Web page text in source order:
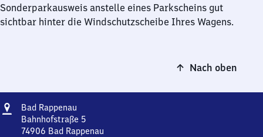
Sonderparkausweis anstelle eines Parkscheins gut
sichtbar hinter die Windschutzscheibe Ihres Wagens.
Nach oben
Adresse
Bad Rappenau
d
Rappenau
Bahnhofstraße 5
74906 Bad Rappenau